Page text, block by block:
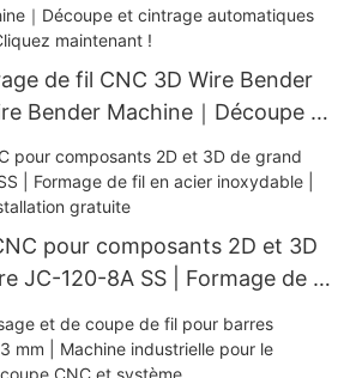
de fil CNC 3D Wire Bender
Bender Machine｜Découpe et
CNC｜Certifié ISO｜
!
pour composants 2D et 3D
JC-120-8A SS | Formage de fil
| Homologation CE |